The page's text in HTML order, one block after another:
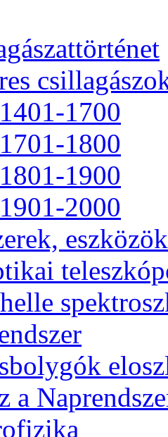
1401-1700
1701-1800
1801-1900
1901-2000
esz­kö­zök
a